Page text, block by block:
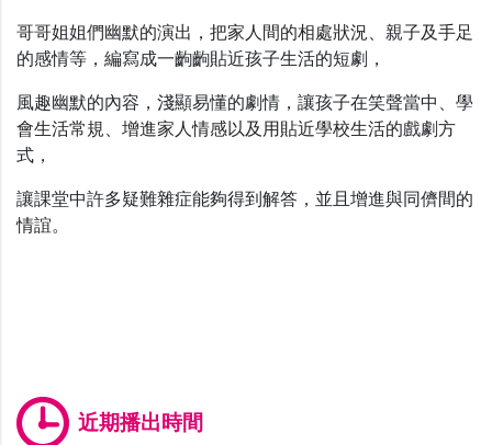
哥哥姐姐們幽默的演出，把家人間的相處狀況、親子及手足
的感情等，編寫成一齣齣貼近孩子生活的短劇，
風趣幽默的內容，淺顯易懂的劇情，讓孩子在笑聲當中、學
會生活常規、增進家人情感以及用貼近學校生活的戲劇方
式，
讓課堂中許多疑難雜症能夠得到解答，並且增進與同儕間的
情誼。
近期播出時間